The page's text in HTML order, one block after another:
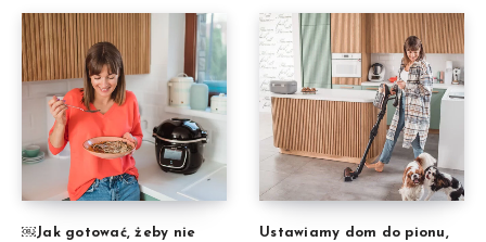
￼Jak gotować, żeby nie
Ustawiamy dom do pionu,